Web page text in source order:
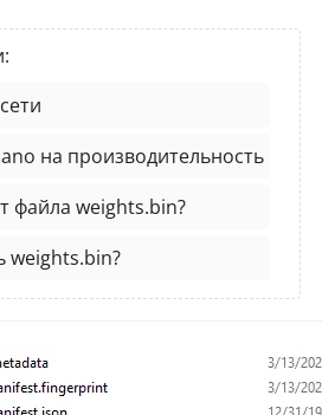
на производительность
файла weights.bin?
weights.bin?